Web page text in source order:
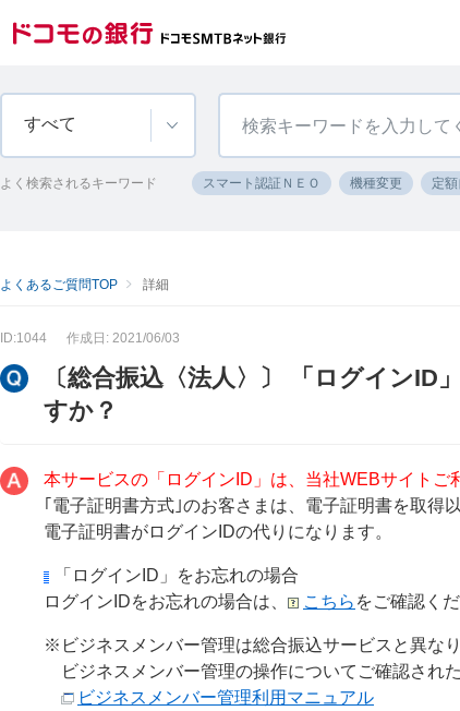
すべて
よく検索されるキーワード スマート認証ＮＥＯ 機種変更 定
よくあるご質問TOP 詳細
ID:1044 作成日: 2021/06/03
〔総合振込〈法人〉〕 「ログイン
すか？
本サービスの「ログインID」は、当社WEBサイトご
｢電子証明書方式｣のお客さまは、電子証明書を取得
電子証明書がログインIDの代りになります。
「ログインID」をお忘れの場合
ログインIDをお忘れの場合は、
こちら をご確認くだ
※ビジネスメンバー管理は総合振込サービスと異なり
ビジネスメンバー管理の操作についてご確認され
ビジネスメンバー管理利用マニュアル